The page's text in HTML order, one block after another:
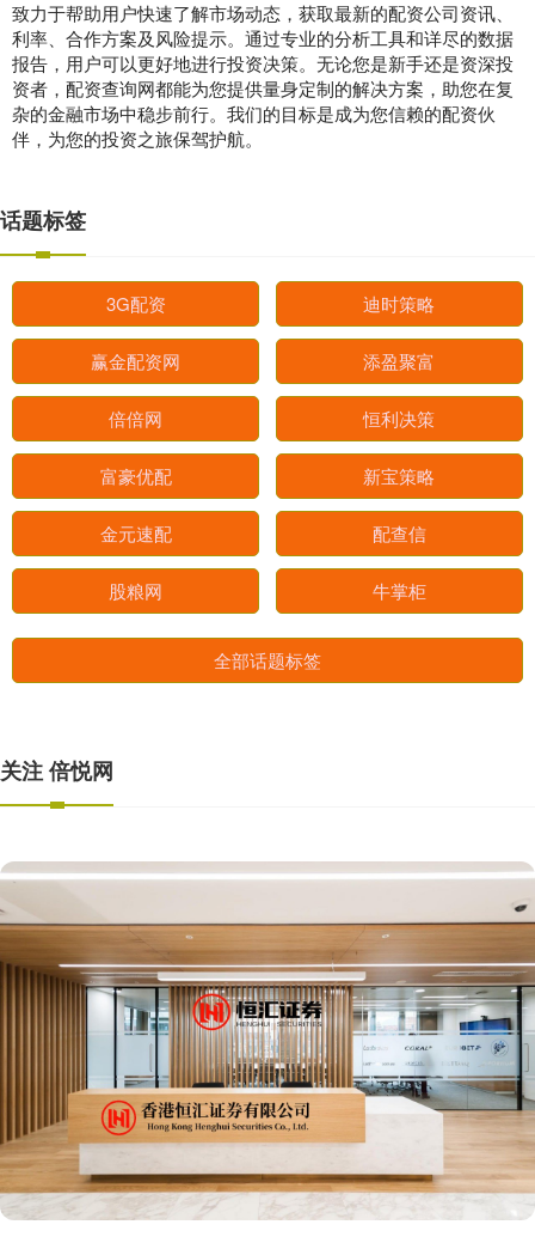
致力于帮助用户快速了解市场动态，获取最新的配资公司资讯、
利率、合作方案及风险提示。通过专业的分析工具和详尽的数据
报告，用户可以更好地进行投资决策。无论您是新手还是资深投
资者，配资查询网都能为您提供量身定制的解决方案，助您在复
杂的金融市场中稳步前行。我们的目标是成为您信赖的配资伙
伴，为您的投资之旅保驾护航。
话题标签
3G配资 迪时策略
赢金配资网 添盈聚富
倍倍网 恒利决策
富豪优配 新宝策略
金元速配 配查信
股粮网 牛掌柜
全部话题标签
关注 倍悦网